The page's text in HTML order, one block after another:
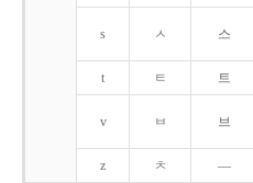
s ㅅ 스
t ㅌ 트
v ㅂ 브
z ㅊ ―